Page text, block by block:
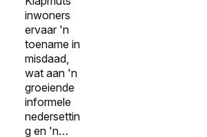
inwoners
ervaar 'n
toename in
misdaad,
wat aan 'n
groeiende
informele
nedersettin
g en 'n…